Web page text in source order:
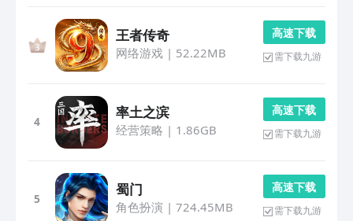
王者传奇
网络游戏| 52.22MB
高 速 下 载
需下载九游
4
率土之滨
经营策略 | 1.86GB
高 速 下 载
需下载九游
5
蜀门
角色扮演 | 724.45MB
高 速 下 载
需下载九游